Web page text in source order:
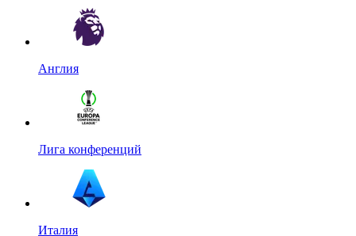
Англия
Лига конференций
Италия